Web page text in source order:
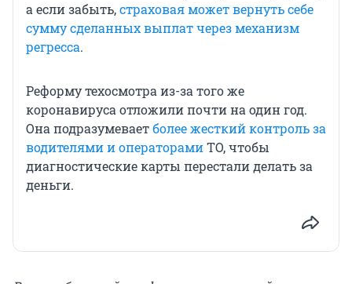
а если забыть,страховая может вернуть себе
сумму сделанных выплат через механизм
регресса.
Реформу техосмотра из-за того же
коронавируса отложили почти на один год.
Она подразумеваетболее жесткий контроль за
водителями и операторамиТО, чтобы
диагностические карты перестали делать за
деньги.